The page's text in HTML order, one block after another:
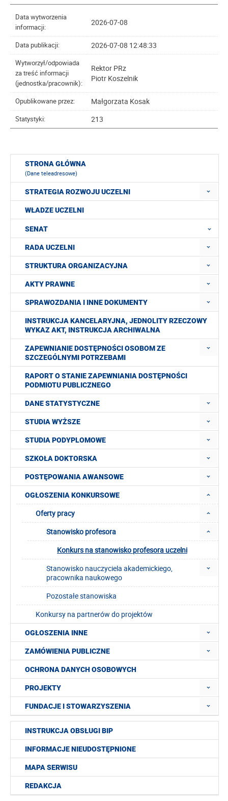
Data wytworzenia
informacji:
2026-07-08
Data publikacji: 2026-07-08 12:48:33
Wytworzył/odpowiada
za treść informacji
(jednostka/pracownik):
Rektor PRz
Piotr Koszelnik
Opublikowane przez: Małgorzata Kosak
Statystyki: 213
STRONA GŁÓWNA
(Dane teleadresowe)
STRATEGIA ROZWOJU UCZELNI
WŁADZE UCZELNI
SENAT
RADA UCZELNI
STRUKTURA ORGANIZACYJNA
AKTY PRAWNE
SPRAWOZDANIA I INNE DOKUMENTY
INSTRUKCJA KANCELARYJNA, JEDNOLITY RZECZOWY
WYKAZ AKT, INSTRUKCJA ARCHIWALNA
ZAPEWNIANIE DOSTĘPNOŚCI OSOBOM ZE
SZCZEGÓLNYMI POTRZEBAMI
RAPORT O STANIE ZAPEWNIANIA DOSTĘPNOŚCI
PODMIOTU PUBLICZNEGO
DANE STATYSTYCZNE
STUDIA WYŻSZE
STUDIA PODYPLOMOWE
SZKOŁA DOKTORSKA
POSTĘPOWANIA AWANSOWE
OGŁOSZENIA KONKURSOWE
Oferty pracy
Stanowisko profesora
Konkurs na stanowisko profesora uczelni
Stanowisko nauczyciela akademickiego,
pracownika naukowego
Pozostałe stanowiska
Konkursy na partnerów do projektów
OGŁOSZENIA INNE
ZAMÓWIENIA PUBLICZNE
OCHRONA DANYCH OSOBOWYCH
PROJEKTY
FUNDACJE I STOWARZYSZENIA
INSTRUKCJA OBSŁUGI BIP
INFORMACJE NIEUDOSTĘPNIONE
MAPA SERWISU
REDAKCJA